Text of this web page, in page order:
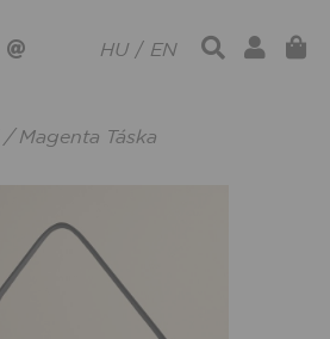
HU / EN
/ Magenta Táska